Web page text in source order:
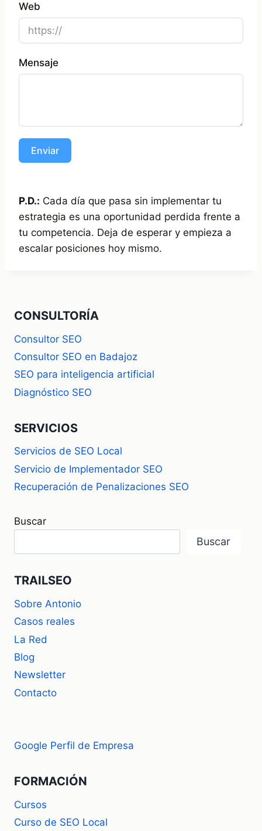
Web
Mensaje
Enviar
P.D.: Cada día que pasa sin implementar tu
estrategia es una oportunidad perdida frente a
tu competencia. Deja de esperar y empieza a
escalar posiciones hoy mismo.
CONSULTORÍA
Consultor SEO
Consultor SEO en Badajoz
SEO para inteligencia artificial
Diagnóstico SEO
SERVICIOS
Servicios de SEO Local
Servicio de Implementador SEO
Recuperación de Penalizaciones SEO
Buscar
Buscar
TRAILSEO
Sobre Antonio
Casos reales
La Red
Blog
Newsletter
Contacto
Google Perfil de Empresa
FORMACIÓN
Cursos
Curso de SEO Local